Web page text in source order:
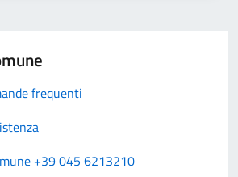
frequenti
+39 045 6213210